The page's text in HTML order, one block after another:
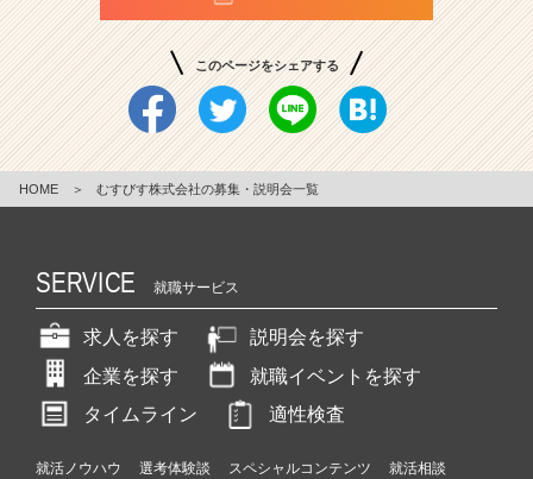
このページをシェアする
HOME ＞ むすびす株式会社の募集・説明会一覧
SERVICE 就職サービス
求人を探す
説明会を探す
企業を探す
就職イベントを探す
タイムライン
適性検査
就活ノウハウ 選考体験談 スペシャルコンテンツ
就活相談